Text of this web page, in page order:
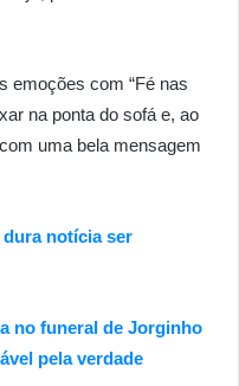
emoções com “Fé nas
na ponta do sofá e, ao
uma bela mensagem
dura notícia ser
no funeral de Jorginho
pela verdade